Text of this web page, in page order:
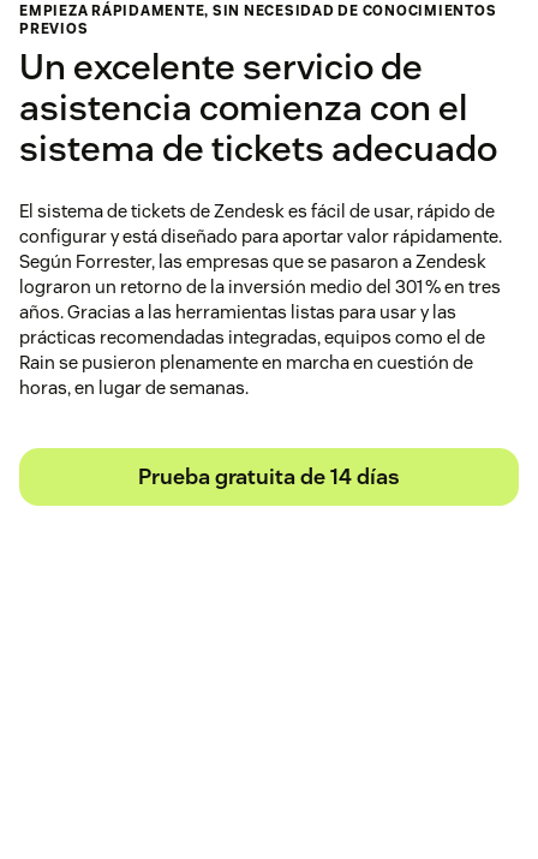
EMPIEZA RÁPIDAMENTE, SIN NECESIDAD DE CONOCIMIENTOS
PREVIOS
Un excelente servicio de
asistencia comienza con el
sistema de tickets adecuado
El sistema de tickets de Zendesk es fácil de usar, rápido de
configurar y está diseñado para aportar valor rápidamente.
Según Forrester, las empresas que se pasaron a Zendesk
lograron un retorno de la inversión medio del 301 % en tres
años. Gracias a las herramientas listas para usar y las
prácticas recomendadas integradas, equipos como el de
Rain se pusieron plenamente en marcha en cuestión de
horas, en lugar de semanas.
Prueba gratuita de 14 días